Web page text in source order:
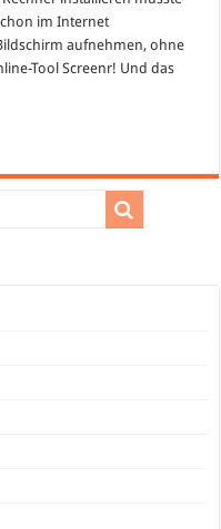
im Internet
aufnehmen, ohne
Tool Screenr! Und das